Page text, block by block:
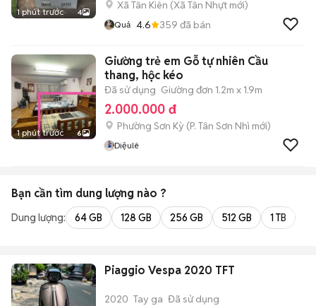
1 phút trước 4
Xã Tân Kiên (Xã Tân Nhựt mới)
Quả 4.6 359 đã bán
1 phút trước 6
Giường trẻ em Gỗ tự nhiên Cầu
thang, hộc kéo
Đã sử dụng Giường đơn 1.2m x 1.9m
2.000.000 đ
Phường Sơn Kỳ (P. Tân Sơn Nhì mới)
Diệulê
Bạn cần tìm dung lượng nào ?
Dung lượng: 64 GB 128 GB 256 GB 512 GB 1 TB
Piaggio Vespa 2020 TFT
2020 Tay ga Đã sử dụng